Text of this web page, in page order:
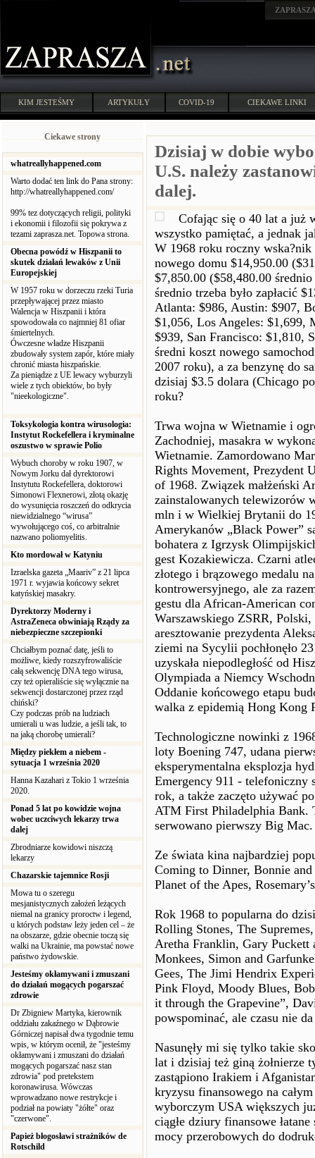
KIM JESTEŚMY ARTYKUŁY COVID-19 CIEKAWE LINKI
Ciekawe strony
whatreallyhappened.com
Warto dodać ten link do Pana strony:
http://whatreallyhappened.com/
99% tez dotyczących religii, polityki
i ekonomii i filozofii się pokrywa z
tezami zaprasza.net. Topowa strona.
Obecna powódź w Hiszpanii to
skutek działań lewaków z Unii
Europejskiej
W 1957 roku w dorzeczu rzeki Turia
przepływającej przez miasto
Walencja w Hiszpanii i która
spowodowała co najmniej 81 ofiar
śmiertelnych.
Ówczesne władze Hiszpanii
zbudowały system zapór, które miały
chronić miasta hiszpańskie.
Za pieniądze z UE lewacy wyburzyli
wiele z tych obiektów, bo były
"nieekologiczne".
Toksykologia kontra wirusologia:
Instytut Rockefellera i kryminalne
oszustwo w sprawie Polio
Wybuch choroby w roku 1907, w
Nowym Jorku dał dyrektorowi
Instytutu Rockefellera, doktorowi
Simonowi Flexnerowi, złotą okazję
do wysunięcia roszczeń do odkrycia
niewidzialnego “wirusa”
wywołującego coś, co arbitralnie
nazwano poliomyelitis.
Kto mordował w Katyniu
Izraelska gazeta „Maariv” z 21 lipca
1971 r. wyjawia końcowy sekret
katyńskiej masakry.
Dyrektorzy Moderny i
AstraZeneca obwiniają Rządy za
niebezpieczne szczepionki
Chciałbym poznać datę, jeśli to
możliwe, kiedy rozszyfrowaliście
całą sekwencję DNA tego wirusa,
czy też opieraliście się wyłącznie na
sekwencji dostarczonej przez rząd
chiński?
Czy podczas prób na ludziach
umierali u was ludzie, a jeśli tak, to
na jaką chorobę umierali?
Między piekłem a niebem -
sytuacja 1 września 2020
Hanna Kazahari z Tokio 1 września
2020.
Ponad 5 lat po kowidzie wojna
wobec uczciwych lekarzy trwa
dalej
Zbrodniarze kowidowi niszczą
lekarzy
Chazarskie tajemnice Rosji
Mowa tu o szeregu
mesjanistycznych założeń leżących
niemal na granicy proroctw i legend,
u których podstaw leży jeden cel – że
na obszarze, gdzie obecnie toczą się
walki na Ukrainie, ma powstać nowe
państwo żydowskie.
Jesteśmy okłamywani i zmuszani
do działań mogących pogarszać
zdrowie
Dr Zbigniew Martyka, kierownik
oddziału zakaźnego w Dąbrowie
Górniczej napisał dwa tygodnie temu
wpis, w którym ocenił, że "jesteśmy
okłamywani i zmuszani do działań
mogących pogarszać nasz stan
zdrowia" pod pretekstem
koronawirusa. Wówczas
wprowadzano nowe restrykcje i
podział na powiaty "żółte" oraz
"czerwone".
Papież błogosławi strażników de
Rotschild
Dzisiaj w dobie
U.S. należy
dalej.
Cofając się o 40 lat a już
wszystko pamiętać, a jednak
W 1968 roku roczny
nowego domu $14,950.00
$7,850.00 ($58,480.00
średnio trzeba było zapłacić
Atlanta: $986, Austin: $907,
$1,056, Los Angeles: $1,699,
$939, San Francisco: $1,810,
średni koszt nowego
2007 roku), a za benzynę do
dzisiaj $3.5 dolara (Chicago
roku?
Trwa wojna w Wietnamie i
Zachodniej, masakra w
Wietnamie. Zamordowano
Rights Movement, Prezydent
of 1968. Związek małżeński
zainstalowanych telewizorów
mln i w Wielkiej Brytanii do
Amerykanów „Black Power”
bohatera z Igrzysk
gest Kozakiewicza. Czarni
złotego i brązowego medalu
kontrowersyjnego, ale za
gestu dla African-American
Warszawskiego ZSRR,
aresztowanie prezydenta
ziemi na Sycylii pochłonęło
uzyskała niepodległość od
Olympiada a Niemcy
Oddanie końcowego etapu
walka z epidemią Hong Kong
Technologiczne nowinki z
loty Boening 747, udana
eksperymentalna eksplozja
Emergency 911 - telefoniczny
rok, a także zaczęto używać
ATM First Philadelphia Bank.
serwowano pierwszy Big Mac.
Ze świata kina najbardziej
Coming to Dinner, Bonnie
Planet of the Apes,
Rok 1968 to popularna do
Rolling Stones, The
Aretha Franklin, Gary Puckett
Monkees, Simon and
Gees, The Jimi Hendrix
Pink Floyd, Moody Blues,
it through the Grapevine”,
powspominać, ale czasu nie
Nasunęły mi się tylko takie
lat i dzisiaj też giną żołnierze
zastąpiono Irakiem i
kryzysu finansowego na
wyborczym USA większych
ciągłe dziury finansowe
mocy przerobowych do